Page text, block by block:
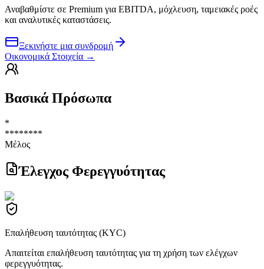
Αναβαθμίστε σε Premium για EBITDA, μόχλευση, ταμειακές ροές
και αναλυτικές καταστάσεις.
Ξεκινήστε μια συνδρομή
Οικονομικά Στοιχεία →
Βασικά Πρόσωπα
*
********
Μέλος
Έλεγχος Φερεγγυότητας
Επαλήθευση ταυτότητας (KYC)
Απαιτείται επαλήθευση ταυτότητας για τη χρήση των ελέγχων
φερεγγυότητας.